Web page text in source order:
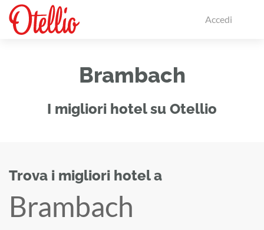
Accedi
Brambach
I migliori hotel su Otellio
Trova i migliori hotel a
Brambach